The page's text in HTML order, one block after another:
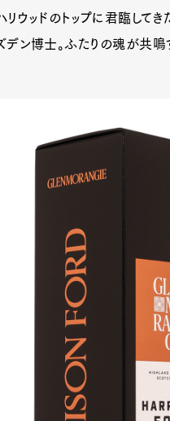
ウッドのトップに君臨してき
デン博士。ふたりの魂が共